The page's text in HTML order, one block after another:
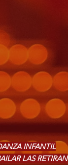
INFANTIL
LAS RETIRAN